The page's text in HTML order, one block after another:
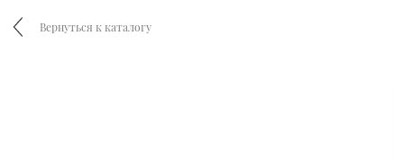
Вернуться к каталогу